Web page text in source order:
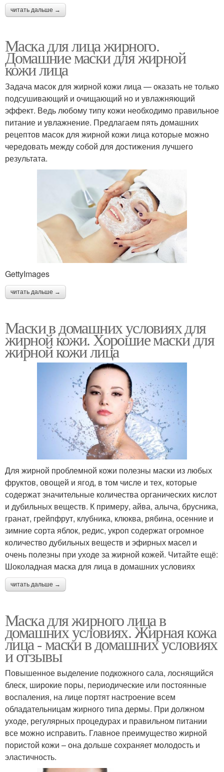
читать дальше →
Маска для лица жирного.
Домашние маски для жирной
кожи лица
Задача масок для жирной кожи лица — оказать не только
подсушивающий и очищающий но и увлажняющий
эффект. Ведь любому типу кожи необходимо правильное
питание и увлажнение. Предлагаем пять домашних
рецептов масок для жирной кожи лица которые можно
чередовать между собой для достижения лучшего
результата.
GettyImages
читать дальше →
Маски в домашних условиях для
жирной кожи. Хорошие маски для
жирной кожи лица
Для жирной проблемной кожи полезны маски из любых
фруктов, овощей и ягод, в том числе и тех, которые
содержат значительные количества органических кислот
и дубильных веществ. К примеру, айва, алыча, брусника,
гранат, грейпфрут, клубника, клюква, рябина, осенние и
зимние сорта яблок, редис, укроп содержат огромное
количество дубильных веществ и эфирных масел и
очень полезны при уходе за жирной кожей. Читайте ещё:
Шоколадная маска для лица в домашних условиях
читать дальше →
Маска для жирного лица в
домашних условиях. Жирная кожа
лица - маски в домашних условиях
и отзывы
Повышенное выделение подкожного сала, лоснящийся
блеск, широкие поры, периодические или постоянные
воспаления, на лице портят настроение всем
обладательницам жирного типа дермы. При должном
уходе, регулярных процедурах и правильном питании
все можно исправить. Главное преимущество жирной
пористой кожи – она дольше сохраняет молодость и
эластичность.